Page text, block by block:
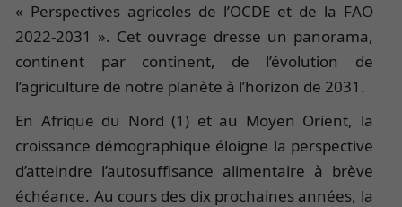
« Perspectives agricoles de l’OCDE et de la FAO
2022-2031 ». Cet ouvrage dresse un panorama,
continent par continent, de l’évolution de
l’agriculture de notre planète à l’horizon de 2031.
En Afrique du Nord (1) et au Moyen Orient, la
croissance démographique éloigne la perspective
d’atteindre l’autosuffisance alimentaire à brève
échéance. Au cours des dix prochaines années, la